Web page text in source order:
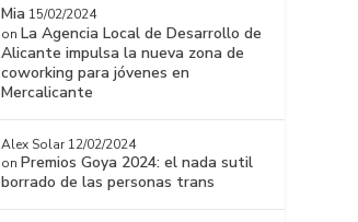
Mia 15/02/2024
on La Agencia Local de Desarrollo de
Alicante impulsa la nueva zona de
coworking para jóvenes en
Mercalicante
Alex Solar 12/02/2024
on Premios Goya 2024: el nada sutil
borrado de las personas trans